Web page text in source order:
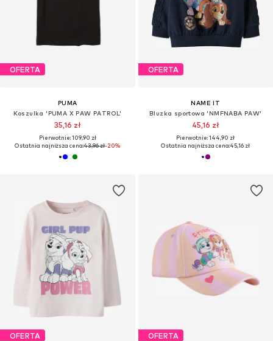
OFERTA
PUMA
Koszulka 'PUMA X PAW PATROL'
35,16 zł
Pierwotnie: 109,90 zł
Ostatnia najniższa cena:43,96 zł-20%
OFERTA
NAME IT
Bluzka sportowa 'NMFNABA PAW'
45,16 zł
Pierwotnie: 144,90 zł
Ostatnia najniższa cena:45,16 zł
OFERTA OFERTA